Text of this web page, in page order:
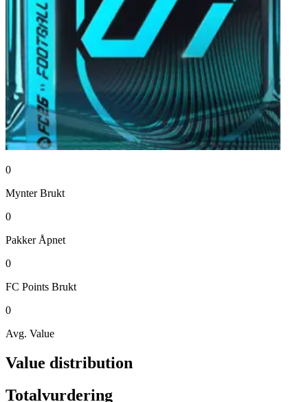
0
Mynter Brukt
0
Pakker Åpnet
0
FC Points Brukt
0
Avg. Value
Value distribution
Totalvurdering